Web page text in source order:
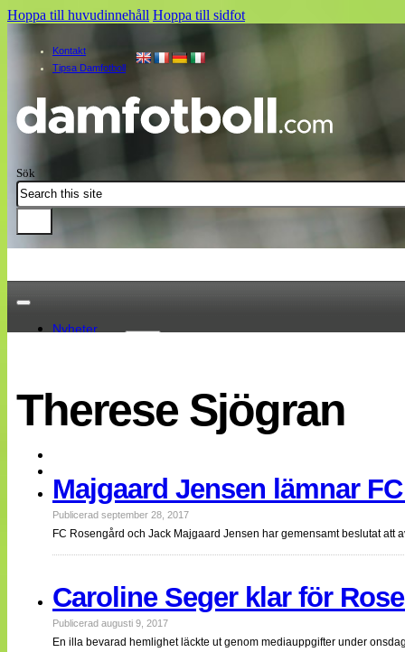
Hoppa till huvudinnehåll Hoppa till sidfot
Kontakt
Tipsa Damfotboll
Sök
Nyheter
EM 2013
Internationellt
Bloggar
Lagen
Webb-TV
Cuper
Split vision
Om oss
Annonsera
Therese Sjögran
Majgaard Jensen lämnar
Publicerad september 28, 2017
FC Rosengård och Jack Majgaard Jensen har gemensamt beslutat
Caroline Seger klar för
Publicerad augusti 9, 2017
En illa bevarad hemlighet läckte ut genom mediauppgifter under